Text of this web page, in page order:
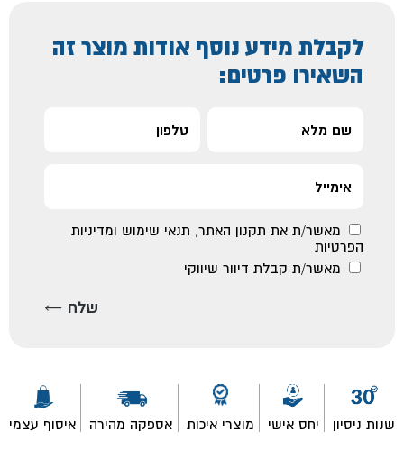
לקבלת מידע נוסף אודות מוצר זה
השאירו פרטים:
מאשר/ת את תקנון האתר, תנאי שימוש ומדיניות
הפרטיות
מאשר/ת קבלת דיוור שיווקי
שנות ניסיון יחס אישי מוצרי איכות אספקה מהירה איסוף עצמי